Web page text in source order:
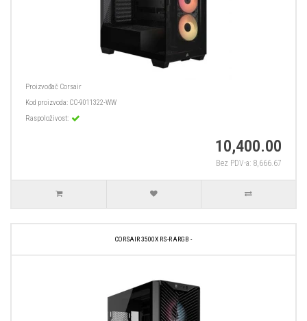
Proizvođač Corsair
Kod proizvoda: CC-9011322-WW
Raspoloživost:
10,400.00
Bez PDV-a: 8,666.67
CORSAIR 3500X RS-R ARGB -